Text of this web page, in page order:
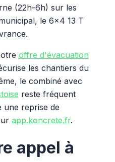
(22h-6h) sur les
le 6x4 13 T
offre d'évacuation
les chantiers du
le combiné avec
reste fréquent
une reprise de
app.koncrete.fr.
appel à